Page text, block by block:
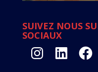
SUIVEZ NOUS
SOCIAUX
InstagramLinkedIn